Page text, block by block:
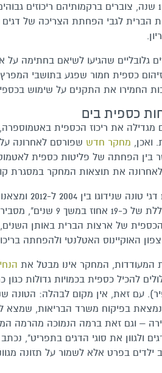
דגים בעלי תוחלת חיים של 15-30 שנה, צוברים
הברית לגבי הפחתת הצריכה של דגים
החמירו את התקנים על שימוש
כספית בים
את ריכוז הכספית
ואכן, מחקר חדש שפורסם לאחרונה
בין הפחתה של פליטות כספית
לאחרונה את תוצאות המחקר במסגרת
הכספית ברקמות הדג,
האוקיינוס האטלנטי ולהפחתה
המעודדות, המחקר אינו מבטל את
להכיל כספית בכמויות גדולות
עם זאת, אין מקום לבהלה: הטונה
– וגם זאת ברמה הנמוכה מהרמה
ולגוון את סוגי הדגים בתפריט",
ילדים בפרט אלא לשמור על תזונה